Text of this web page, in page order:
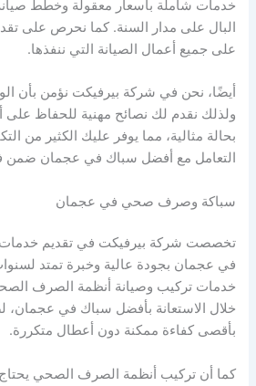
خدمات شاملة بأسعار معقولة وخطط
البال على مدار السنة. كما نحرص على
على جميع أعمال الصيانة التي ننفذها.
أيضًا، نحن في شركة بيرفيكت نؤمن بأن
ولذلك نقدم لك نصائح مهنية للحفاظ على
بحالة مثالية، مما يوفر عليك الكثير من
التعامل مع أفضل سباك في عجمان ضمن
سباكة وصرف صحي في عجمان
تخصصت شركة بيرفيكت في تقديم
في عجمان بجودة عالية وخبرة تمتد
خدمات تركيب وصيانة أنظمة الصرف
خلال الاستعانة بأفضل سباك في عجمان،
بأقصى كفاءة ممكنة دون أعطال متكررة.
كما أن تركيب أنظمة الصرف الصحي